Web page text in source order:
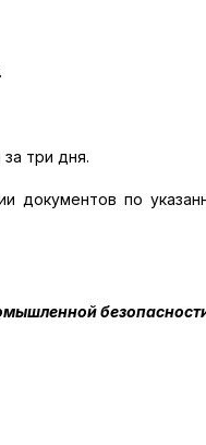
три дня.
документов по